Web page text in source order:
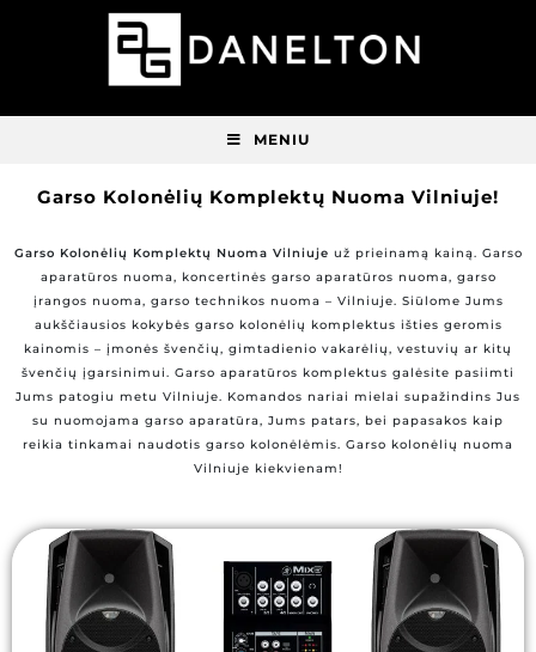
MENIU
Garso Kolonėlių Komplektų Nuoma Vilniuje!
Garso Kolonėlių Komplektų Nuoma Vilniuje už prieinamą kainą. Garso
aparatūros nuoma, koncertinės garso aparatūros nuoma, garso
įrangos nuoma, garso technikos nuoma – Vilniuje. Siūlome Jums
aukščiausios kokybės garso kolonėlių komplektus išties geromis
kainomis – įmonės švenčių, gimtadienio vakarėlių, vestuvių ar kitų
švenčių įgarsinimui. Garso aparatūros komplektus galėsite pasiimti
Jums patogiu metu Vilniuje. Komandos nariai mielai supažindins Jus
su nuomojama garso aparatūra, Jums patars, bei papasakos kaip
reikia tinkamai naudotis garso kolonėlėmis. Garso kolonėlių nuoma
Vilniuje kiekvienam!